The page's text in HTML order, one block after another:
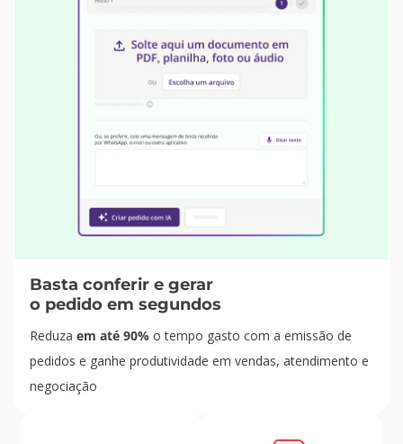
Basta conferir e gerar
o pedido em segundos
Reduza em até 90% o tempo gasto com a emissão de
pedidos e ganhe produtividade em vendas, atendimento e
negociação